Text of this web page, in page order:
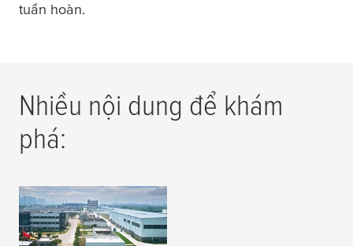
tuần hoàn.
Nhiều nội dung để khám
phá:
15.000 mét vuông -
Mở rộng nhà máy ở